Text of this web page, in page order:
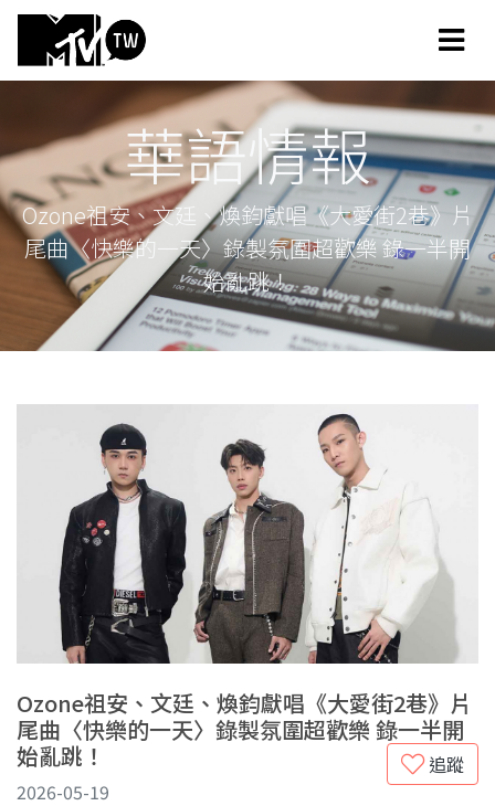
華語情報
Ozone祖安、文廷、煥鈞獻唱《大愛街2巷》片
尾曲〈快樂的一天〉錄製氛圍超歡樂 錄一半開
始亂跳！
Ozone祖安、文廷、煥鈞獻唱《大愛街2巷》片
尾曲〈快樂的一天〉錄製氛圍超歡樂 錄一半開
始亂跳！
追蹤
2026-05-19